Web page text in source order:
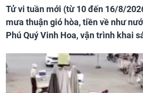
Tử vi tuần mới (từ 10 đến 16/8/
mưa thuận gió hòa, tiền về như
Phú Quý Vinh Hoa, vận trình khai